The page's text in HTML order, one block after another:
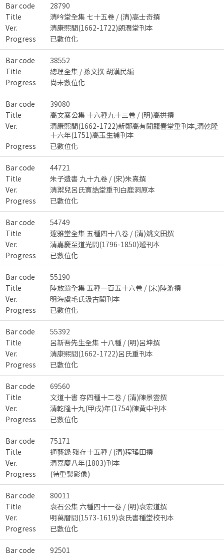
Bar code
28790
Title
清吟堂全集 七十五卷 / (清)高士奇撰
Ver.
清康熙間(1662-1722)朗潤堂刊本
Progress
已數位化
Bar code
38552
Title
總理全集 / 孫文撰 胡漢民編
Progress
尚未數位化
Bar code
39080
Title
高文襄公集 十六種九十三卷 / (明)高拱撰
Ver.
清康熙間(1662-1722)新鄭高有聞籠春堂重刊本,清乾隆
十六年(1751)高玉生補刊本
Progress
已數位化
Bar code
44721
Title
朱子遺書 九十九卷 / (宋)朱熹撰
Ver.
清禦兒呂氏寶誥堂重刊白鹿洞原本
Progress
已數位化
Bar code
54749
Title
邃雅堂全集 五種四十八卷 / (清)姚文田撰
Ver.
清嘉慶至道光間(1796-1850)遞刊本
Progress
已數位化
Bar code
55190
Title
陸放翁全集 五種一百五十六卷 / (宋)陸游撰
Ver.
明海虞毛氏汲古閣刊本
Progress
已數位化
Bar code
55392
Title
呂新吾先生全集 十八種 / (明)呂坤撰
Ver.
清康熙間(1662-1722)呂氏重刊本
Progress
已數位化
Bar code
69560
Title
文道十書 存四種十二卷 / (清)陳景雲撰
Ver.
清乾隆十九(甲戌)年(1754)陳黃中刊本
Progress
已數位化
Bar code
75171
Title
通藝錄 殘存十五種 / (清)程瑤田撰
Ver.
清嘉慶八年(1803)刊本
Progress
(待重製影像)
Bar code
80011
Title
袁石公集 六種四十一卷 / (明)袁宏道撰
Ver.
明萬曆間(1573-1619)袁氏書種堂校刊本
Progress
已數位化
Bar code
92501